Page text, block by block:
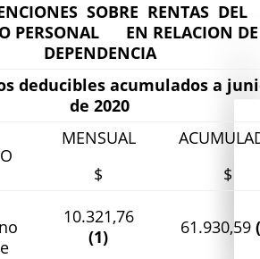
SOBRE RENTAS DEL
PERSONAL EN RELACION DE
DEPENDENCIA
deducibles acumulados a
de 2020
MENSUAL
$
$
10.321,76
(1)
61.930,59